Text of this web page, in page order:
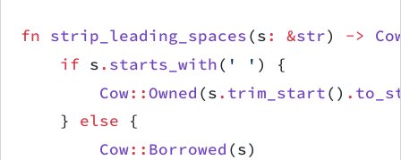
fn strip_leading_spaces(s: &str) ->
    if
s. starts_with( ' ' ) {
        Cow
::Owned (s. trim_start() .
    }
else {
        Cow
:: Borrowed